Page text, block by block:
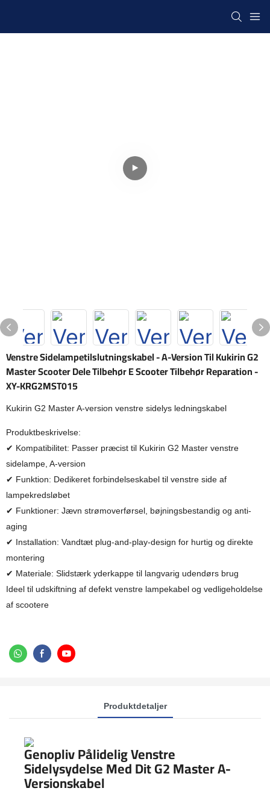
Venstre Sidelampetilslutningskabel - A-Version Til Kukirin G2
Master Scooter Dele Tilbehør E Scooter Tilbehør Reparation -
XY-KRG2MST015
Kukirin G2 Master A-version venstre sidelys ledningskabel
Produktbeskrivelse:
✔ Kompatibilitet: Passer præcist til Kukirin G2 Master venstre
sidelampe, A-version
✔ Funktion: Dedikeret forbindelseskabel til venstre side af
lampekredsløbet
✔ Funktioner: Jævn strømoverførsel, bøjningsbestandig og anti-
aging
✔ Installation: Vandtæt plug-and-play-design for hurtig og direkte
montering
✔ Materiale: Slidstærk yderkappe til langvarig udendørs brug
Ideel til udskiftning af defekt venstre lampekabel og vedligeholdelse
af scootere
Produktdetaljer
Genopliv Pålidelig Venstre
Sidelysydelse Med Dit G2 Master A-
Versionskabel